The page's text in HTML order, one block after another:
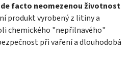
de facto neomezenou životnost
produkt vyrobený z litiny a
chemického "nepřilnavého"
při vaření a dlouhodobá